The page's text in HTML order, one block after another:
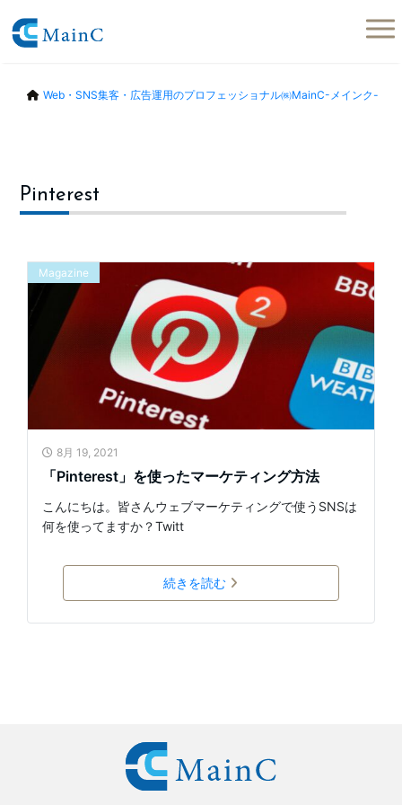
Web・SNS集客・広告運用のプロフェッショナル㈱MainC-メインク-
Pinterest
Magazine
8月 19, 2021
「Pinterest」を使ったマーケティング方法
こんにちは。皆さんウェブマーケティングで使うSNSは
何を使ってますか？Twitt
続きを読む